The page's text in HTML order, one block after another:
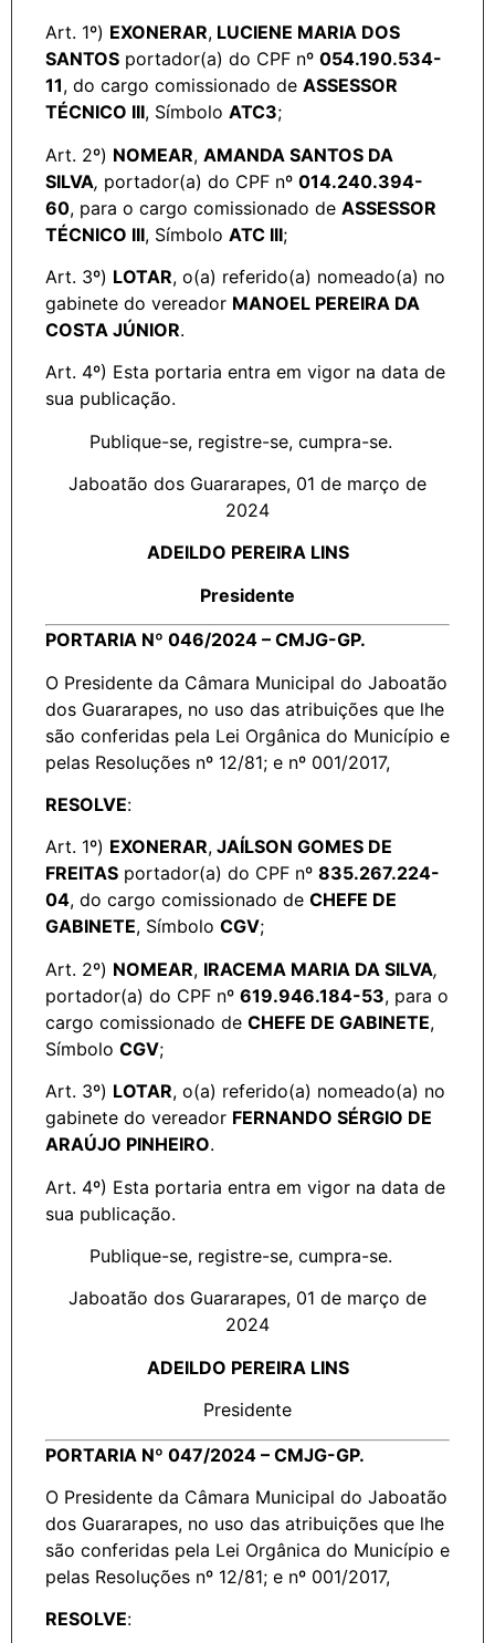
Art. 1º) EXONERAR, LUCIENE MARIA DOS
SANTOS portador(a) do CPF nº 054.190.534-
11, do cargo comissionado de ASSESSOR
TÉCNICO III, Símbolo ATC3;
Art. 2º) NOMEAR, AMANDA SANTOS DA
SILVA, portador(a) do CPF nº 014.240.394-
60, para o cargo comissionado de ASSESSOR
TÉCNICO III, Símbolo ATC III;
Art. 3º) LOTAR, o(a) referido(a) nomeado(a) no
gabinete do vereador MANOEL PEREIRA DA
COSTA JÚNIOR.
Art. 4º) Esta portaria entra em vigor na data de
sua publicação.
Publique-se, registre-se, cumpra-se.
Jaboatão dos Guararapes, 01 de março de
2024
ADEILDO PEREIRA LINS
Presidente
PORTARIA Nº 046/2024 – CMJG-GP.
O Presidente da Câmara Municipal do Jaboatão
dos Guararapes, no uso das atribuições que lhe
são conferidas pela Lei Orgânica do Município e
pelas Resoluções nº 12/81; e nº 001/2017,
RESOLVE:
Art. 1º) EXONERAR, JAÍLSON GOMES DE
FREITAS portador(a) do CPF nº 835.267.224-
04, do cargo comissionado de CHEFE DE
GABINETE, Símbolo CGV;
Art. 2º) NOMEAR, IRACEMA MARIA DA SILVA,
portador(a) do CPF nº 619.946.184-53, para o
cargo comissionado de CHEFE DE GABINETE,
Símbolo CGV;
Art. 3º) LOTAR, o(a) referido(a) nomeado(a) no
gabinete do vereador FERNANDO SÉRGIO DE
ARAÚJO PINHEIRO.
Art. 4º) Esta portaria entra em vigor na data de
sua publicação.
Publique-se, registre-se, cumpra-se.
Jaboatão dos Guararapes, 01 de março de
2024
ADEILDO PEREIRA LINS
Presidente
PORTARIA Nº 047/2024 – CMJG-GP.
O Presidente da Câmara Municipal do Jaboatão
dos Guararapes, no uso das atribuições que lhe
são conferidas pela Lei Orgânica do Município e
pelas Resoluções nº 12/81; e nº 001/2017,
RESOLVE: